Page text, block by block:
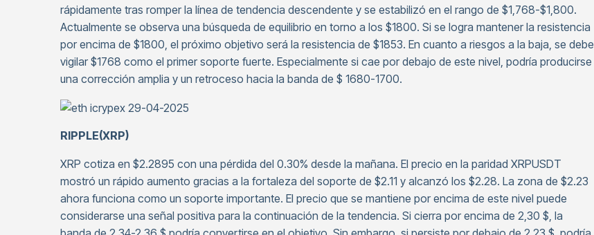
rápidamente tras romper la línea de tendencia descendente y se estabilizó en el rango de $1,768-$1,800.
Actualmente se observa una búsqueda de equilibrio en torno a los $1800. Si se logra mantener la resistencia
por encima de $1800, el próximo objetivo será la resistencia de $1853. En cuanto a riesgos a la baja, se debe
vigilar $1768 como el primer soporte fuerte. Especialmente si cae por debajo de este nivel, podría producirse
una corrección amplia y un retroceso hacia la banda de $ 1680-1700.
RIPPLE(XRP)
XRP cotiza en $2.2895 con una pérdida del 0.30% desde la mañana. El precio en la paridad XRPUSDT
mostró un rápido aumento gracias a la fortaleza del soporte de $2.11 y alcanzó los $2.28. La zona de $2.23
ahora funciona como un soporte importante. El precio que se mantiene por encima de este nivel puede
considerarse una señal positiva para la continuación de la tendencia. Si cierra por encima de 2,30 $, la